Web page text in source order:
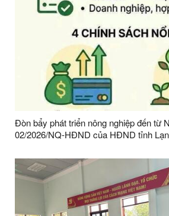
Đòn bẩy phát triển nông nghiệp đến từ
02/2026/NQ-HĐND của HĐND tỉnh